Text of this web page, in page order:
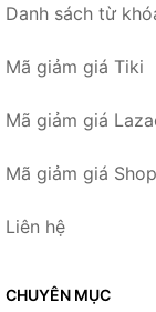
Danh sách từ
Mã giảm giá Tiki
Mã giảm giá
Mã giảm giá
Liên hệ
CHUYÊN MỤC